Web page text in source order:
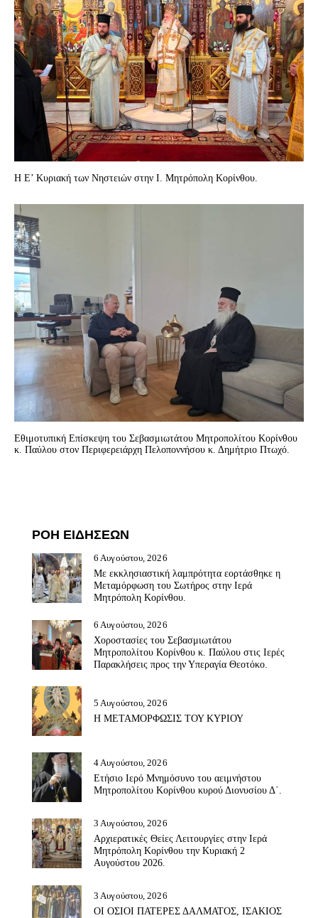
Η Ε’ Κυριακή των Νηστειών στην Ι. Μητρόπολη Κορίνθου.
Εθιμοτυπική Επίσκεψη του Σεβασμιωτάτου Μητροπολίτου Κορίνθου
κ. Παύλου στον Περιφερειάρχη Πελοποννήσου κ. Δημήτριο Πτωχό.
ΡΟΗ ΕΙΔΗΣΕΩΝ
6 Αυγούστου, 2026
Με εκκλησιαστική λαμπρότητα εορτάσθηκε η
Μεταμόρφωση του Σωτήρος στην Ιερά
Μητρόπολη Κορίνθου.
6 Αυγούστου, 2026
Χοροστασίες του Σεβασμιωτάτου
Μητροπολίτου Κορίνθου κ. Παύλου στις Ιερές
Παρακλήσεις προς την Υπεραγία Θεοτόκο.
5 Αυγούστου, 2026
Η ΜΕΤΑΜΟΡΦΩΣΙΣ ΤΟΥ ΚΥΡΙΟΥ
4 Αυγούστου, 2026
Ετήσιο Ιερό Μνημόσυνο του αειμνήστου
Μητροπολίτου Κορίνθου κυρού Διονυσίου Δ΄.
3 Αυγούστου, 2026
Αρχιερατικές Θείες Λειτουργίες στην Ιερά
Μητρόπολη Κορίνθου την Κυριακή 2
Αυγούστου 2026.
3 Αυγούστου, 2026
ΟΙ ΟΣΙΟΙ ΠΑΤΕΡΕΣ ΔΑΛΜΑΤΟΣ, ΙΣΑΚΙΟΣ